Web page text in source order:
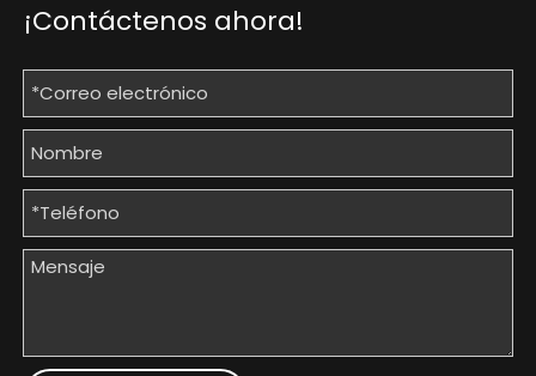
¡Contáctenos ahora!